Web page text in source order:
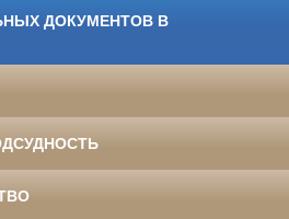
ДОКУМЕНТОВ В